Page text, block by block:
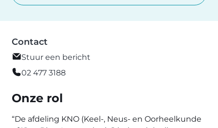
Contact
Stuur een bericht
02 477 3188
Onze rol
“De afdeling KNO (Keel-, Neus- en Oorheelkunde